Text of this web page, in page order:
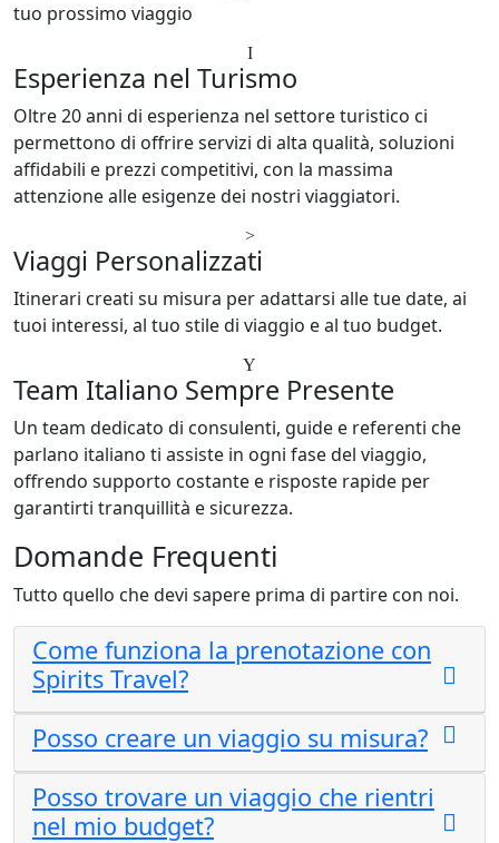
tuo prossimo viaggio
Esperienza nel Turismo
Oltre 20 anni di esperienza nel settore turistico ci
permettono di offrire servizi di alta qualità, soluzioni
affidabili e prezzi competitivi, con la massima
attenzione alle esigenze dei nostri viaggiatori.
Viaggi Personalizzati
Itinerari creati su misura per adattarsi alle tue date, ai
tuoi interessi, al tuo stile di viaggio e al tuo budget.
Team Italiano Sempre Presente
Un team dedicato di consulenti, guide e referenti che
parlano italiano ti assiste in ogni fase del viaggio,
offrendo supporto costante e risposte rapide per
garantirti tranquillità e sicurezza.
Domande Frequenti
Tutto quello che devi sapere prima di partire con noi.
Come funziona la prenotazione con
Spirits Travel?
Posso creare un viaggio su misura?
Posso trovare un viaggio che rientri
nel mio budget?